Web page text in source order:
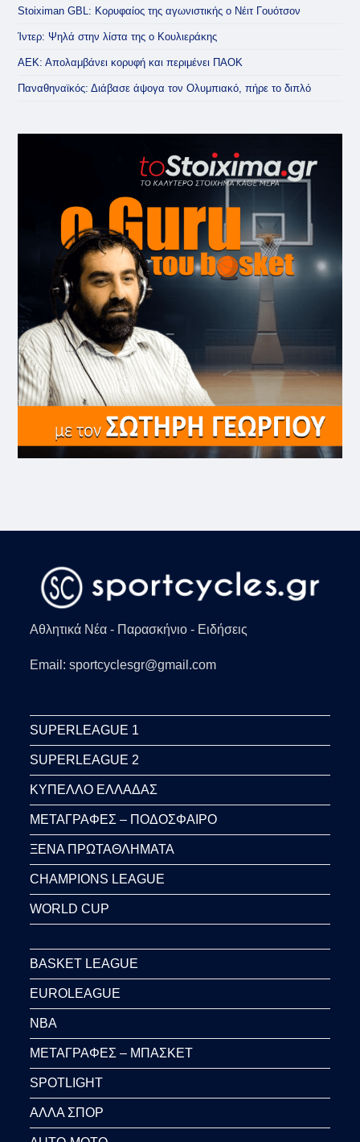
Stoiximan GBL: Κορυφαίος της αγωνιστικής ο Νέιτ Γουότσον
Ίντερ: Ψηλά στην λίστα της ο Κουλιεράκης
ΑΕΚ: Απολαμβάνει κορυφή και περιμένει ΠΑΟΚ
Παναθηναϊκός: Διάβασε άψογα τον Ολυμπιακό, πήρε το διπλό
Αθλητικά Νέα - Παρασκήνιο - Ειδήσεις
Email: sportcyclesgr@gmail.com
SUPERLEAGUE 1
SUPERLEAGUE 2
ΚΥΠΕΛΛΟ ΕΛΛΑΔΑΣ
ΜΕΤΑΓΡΑΦΕΣ – ΠΟΔΟΣΦΑΙΡΟ
ΞΕΝΑ ΠΡΩΤΑΘΛΗΜΑΤΑ
CHAMPIONS LEAGUE
WORLD CUP
BASKET LEAGUE
EUROLEAGUE
NBA
ΜΕΤΑΓΡΑΦΕΣ – ΜΠΑΣΚΕΤ
SPOTLIGHT
ΑΛΛΑ ΣΠΟΡ